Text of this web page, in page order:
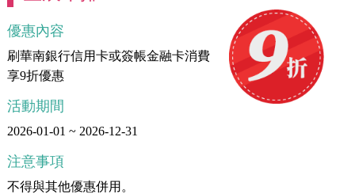
優惠內容
刷華南銀行信用卡或簽帳金融卡消費
享9折優惠
活動期間
2026-01-01 ~ 2026-12-31
注意事項
不得與其他優惠併用。